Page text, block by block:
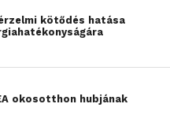
kötődés hatása
okosotthon hubjának